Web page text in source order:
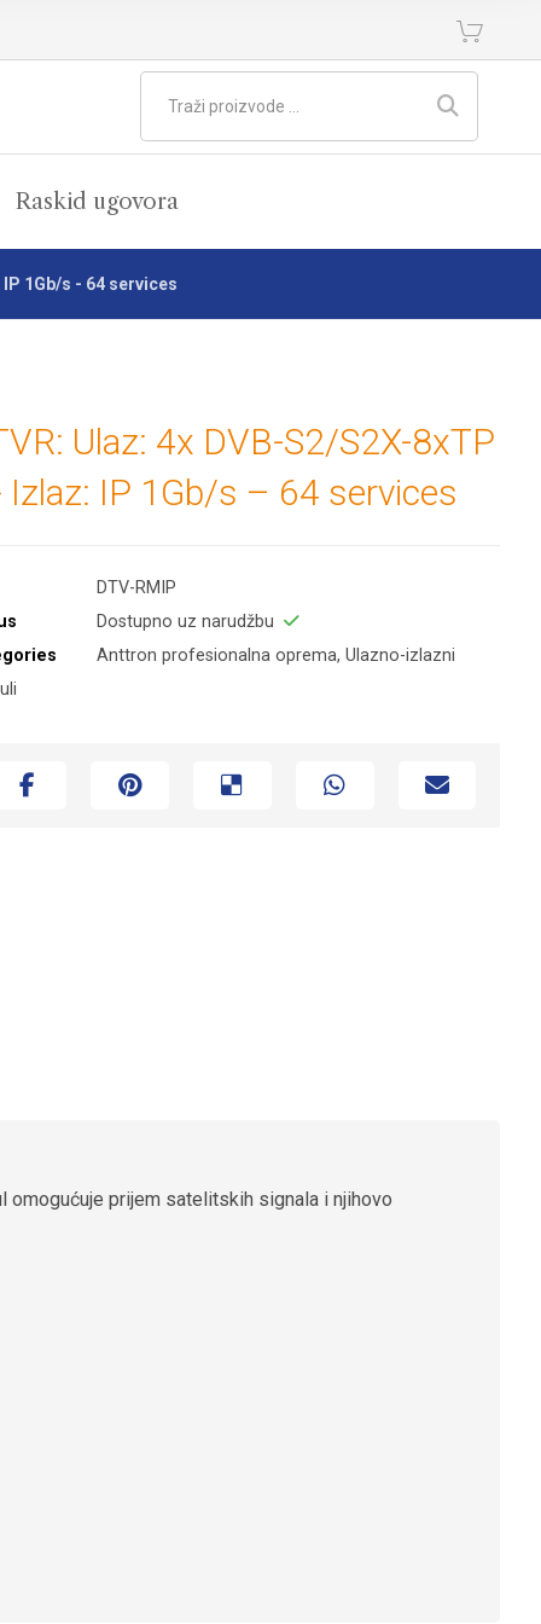
Raskid ugovora
1Gb/s - 64 services
Ulaz: 4x DVB-S2/S2X-8xTP
Izlaz: IP 1Gb/s – 64 services
DTV-RMIP
Dostupno uz narudžbu
Anttron profesionalna oprema,Ulazno-izlazni
prijem satelitskih signala i njihovo